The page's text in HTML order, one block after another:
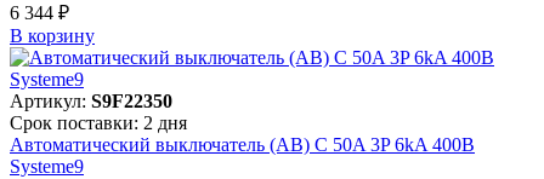
6 344 ₽
В корзинy
Артикул: S9F22350
Срок поставки: 2 дня
Автоматический выключатель (АВ) C 50A 3P 6kA 400В
Systeme9